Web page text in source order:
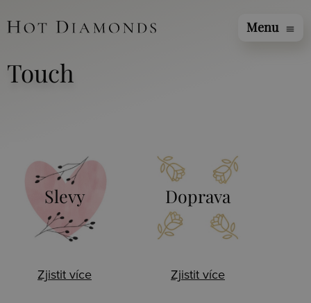
Menu menu
Touch
Slevy
Zjistit více
Doprava
Zjistit více